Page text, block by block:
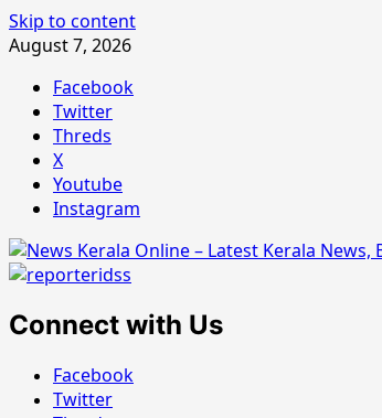
Skip to content
August 7, 2026
Facebook
Twitter
Threds
X
Youtube
Instagram
Connect with Us
Facebook
Twitter